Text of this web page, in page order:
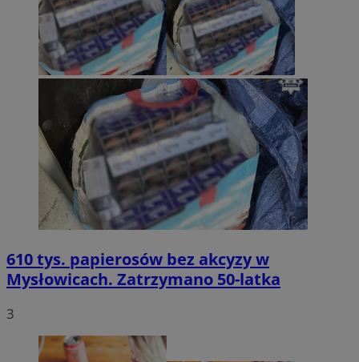
610 tys. papierosów bez akcyzy w
Mysłowicach. Zatrzymano 50-latka
3